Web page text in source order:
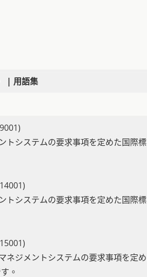
| 用語集
トシステムの要求事項を定めた国際
トシステムの要求事項を定めた国際
ネジメントシステムの要求事項を定
。